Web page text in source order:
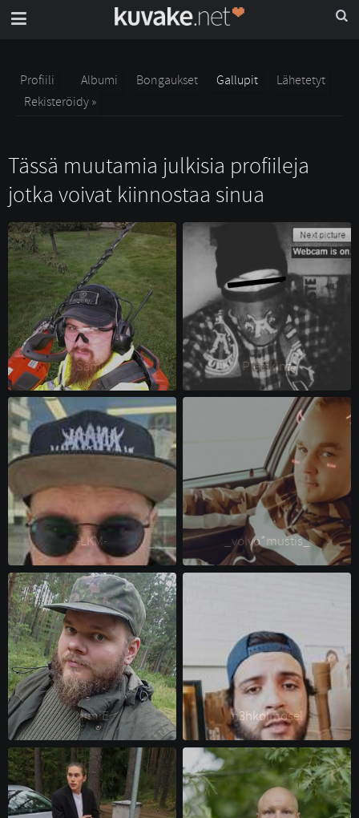
Profiili Albumi Bongaukset Gallupit
Lähetetyt
Rekisteröidy »
Tässä muutamia julkisia profiileja
jotka voivat kiinnostaa sinua
Sami. Pletskinz
-LKM- _volvo*mustis_
NimiE h3hkolmosel